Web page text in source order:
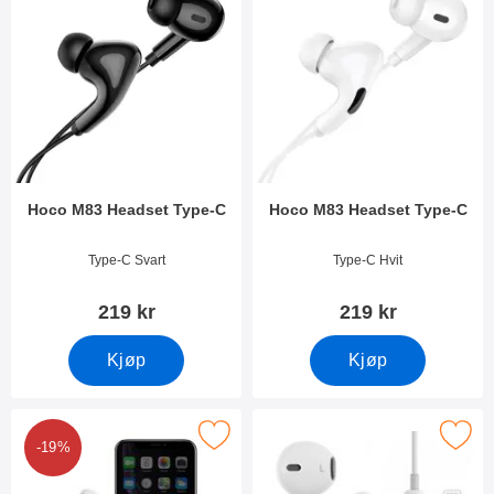
Hoco M83 Headset Type-C
Varenummer 42288
Type-C Svart
219 kr
Kjøp
Hoco M83 Headset Type-C
Varenummer 42287
Type-C Hvit
219 kr
Kjøp
-19%
Merk hoco Headset Lightning som favoritt
Merk hoco Headset til